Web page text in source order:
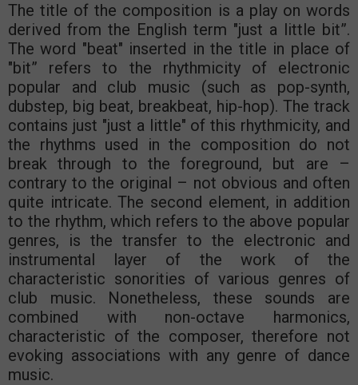
The title of the composition is a play on words
derived from the English term "just a little bit”.
The word "beat" inserted in the title in place of
"bit” refers to the rhythmicity of electronic
popular and club music (such as pop-synth,
dubstep, big beat, breakbeat, hip-hop). The track
contains just "just a little" of this rhythmicity, and
the rhythms used in the composition do not
break through to the foreground, but are –
contrary to the original – not obvious and often
quite intricate. The second element, in addition
to the rhythm, which refers to the above popular
genres, is the transfer to the electronic and
instrumental layer of the work of the
characteristic sonorities of various genres of
club music. Nonetheless, these sounds are
combined with non-octave harmonics,
characteristic of the composer, therefore not
evoking associations with any genre of dance
music.